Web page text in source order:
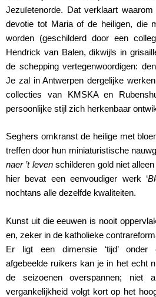
Jezuïetenorde. Dat verklaart
devotie tot Maria of de heiligen, die
worden (geschilderd door een
Hendrick van Balen, dikwijls in
de schepping vertegenwoordigen:
Je zal in Antwerpen dergelijke
collecties van KMSKA en
persoonlijke stijl zich herkenbaar
Seghers omkranst de heilige met
treffen door hun miniaturistische
naer ’t levenschilderen gold niet
hier bevat een eenvoudiger werk ‘
nochtans alle dezelfde kwaliteiten.
Kunst uit die eeuwen is nooit
en, zeker in de katholieke
Er ligt een dimensie ‘tijd’ onder
afgebeelde ruikers kan je in het echt
de seizoenen overspannen; niet
vergankelijkheid volgt kort op het